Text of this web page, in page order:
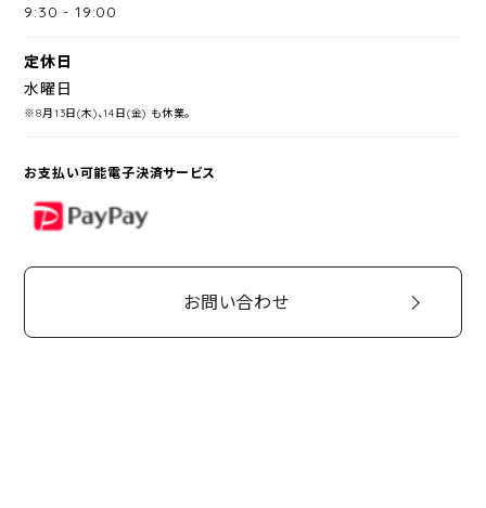
9:30 -19:00
定休日
水曜日
※8月13日(木)、14日(金) も休業。
お支払い可能電子決済サービス
PayPay
お問い合わせ